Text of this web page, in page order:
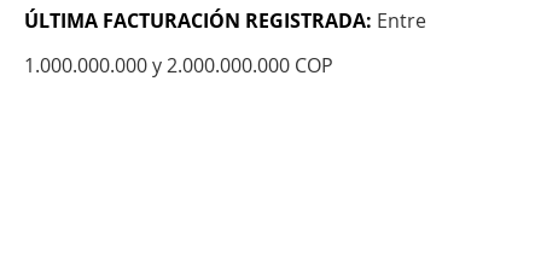
ÚLTIMA FACTURACIÓN REGISTRADA: Entre
1.000.000.000 y 2.000.000.000 COP